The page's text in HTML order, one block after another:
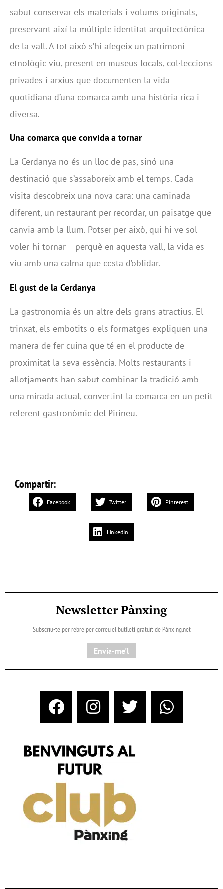
sabut conservar els materials i volums originals,
preservant així la múltiple identitat arquitectònica
de la vall. A tot això s’hi afegeix un patrimoni
etnològic viu, present en museus locals, col·leccions
privades i arxius que documenten la vida
quotidiana d’una comarca amb una història rica i
diversa.
Una comarca que convida a tornar
La Cerdanya no és un lloc de pas, sinó una
destinació que s’assaboreix amb el temps. Cada
visita descobreix una nova cara: una caminada
diferent, un restaurant per recordar, un paisatge que
canvia amb la llum. Potser per això, qui hi ve sol
voler-hi tornar —perquè en aquesta vall, la vida es
viu amb una calma que costa d’oblidar.
El gust de la Cerdanya
La gastronomia és un altre dels grans atractius. El
trinxat, els embotits o els formatges expliquen una
manera de fer cuina que té en el producte de
proximitat la seva essència. Molts restaurants i
allotjaments han sabut combinar la tradició amb
una mirada actual, convertint la comarca en un petit
referent gastronòmic del Pirineu.
Compartir:
Facebook Twitter Pinterest
LinkedIn
Newsletter Pànxing
Subscriu-te per rebre per correu el butlletí gratuït de Pànxing.net​
Envia-me'l